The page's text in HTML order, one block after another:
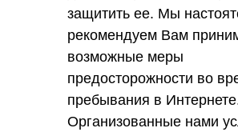
защитить ее. Мы
рекомендуем Вам
возможные меры
предосторожности во
пребывания в
Организованные нами